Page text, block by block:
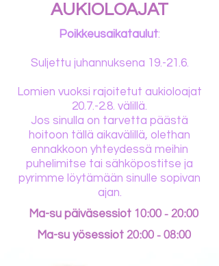
AUKIOLOAJAT
Poikkeusaikataulut:
Suljettu juhannuksena 19.-21.6.
Lomien vuoksi rajoitetut aukioloajat
20.7.-2.8. välillä.
Jos sinulla on tarvetta päästä
hoitoon tällä aikavälillä, olethan
ennakkoon yhteydessä meihin
puhelimitse tai sähköpostitse ja
pyrimme löytämään sinulle sopivan
ajan.
Ma-su päiväsessiot 10:00 - 20:00
Ma-su yösessiot 20:00 - 08:00